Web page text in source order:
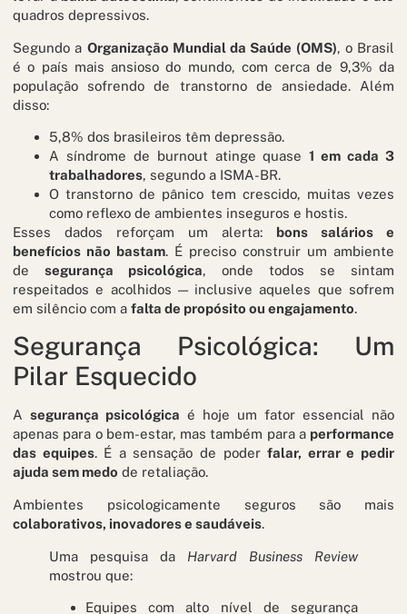
quadros depressivos.
Segundo a Organização Mundial da Saúde (OMS), o Brasil
é o país mais ansioso do mundo, com cerca de 9,3% da
população sofrendo de transtorno de ansiedade. Além
disso:
5,8% dos brasileiros têm depressão.
A síndrome de burnout atinge quase1 em cada 3
trabalhadores, segundo a ISMA-BR.
O transtorno de pânico tem crescido, muitas vezes
como reflexo de ambientes inseguros e hostis.
Esses dados reforçam um alerta: bons salários e
benefícios não bastam. É preciso construir um ambiente
de segurança psicológica, onde todos se sintam
respeitados e acolhidos — inclusive aqueles que sofrem
em silêncio com a falta de propósito ou engajamento.
Segurança Psicológica: Um
Pilar Esquecido
A segurança psicológica é hoje um fator essencial não
apenas para o bem-estar, mas também para a performance
das equipes. É a sensação de poderfalar, errar e pedir
ajuda sem medo de retaliação.
Ambientes psicologicamente seguros são mais
colaborativos, inovadores e saudáveis.
Uma pesquisa da Harvard Business Review
mostrou que:
Equipes com alto nível de segurança